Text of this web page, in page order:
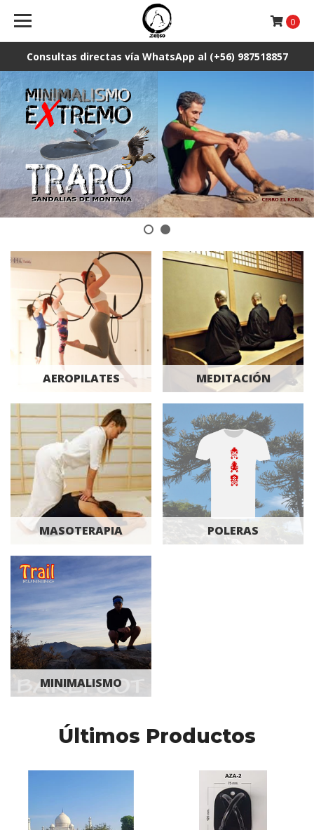
Consultas directas vía WhatsApp al (+56) 987518857
0
AEROPILATES MEDITACIÓN
MASOTERAPIA POLERAS
MINIMALISMO
Últimos Productos